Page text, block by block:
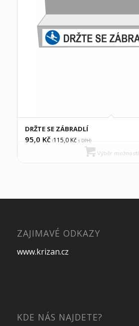
DRŽTE SE ZÁBRADLÍ
95,0 Kč (115,0Kčs DPH)
Výběr možností
ZAJIMAVÉ ODKAZY
www.krizan.cz
KDE NÁS NAJDETE?